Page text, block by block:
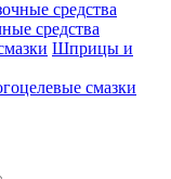
средства
Шприцы и
смазки